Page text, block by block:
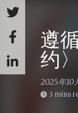
遵
约
2025年10
3 mins